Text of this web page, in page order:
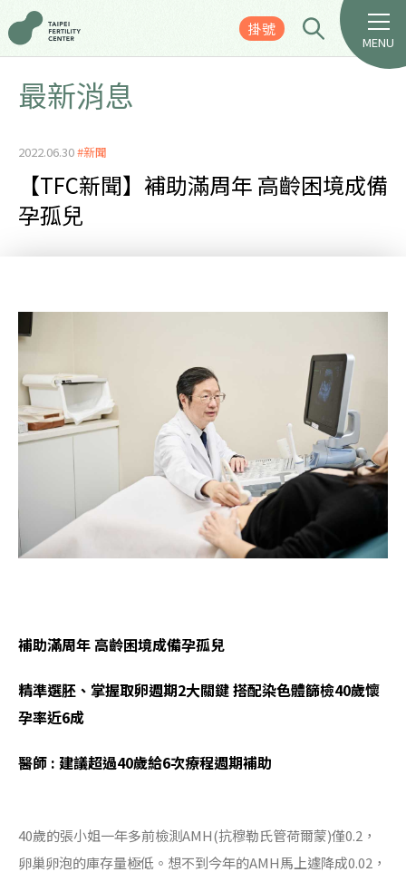
掛號
MENU
最新消息
2022.06.30#新聞
【TFC新聞】補助滿周年 高齡困境成備
孕孤兒
補助滿周年 高齡困境成備孕孤兒
精準選胚、掌握取卵週期2大關鍵 搭配染色體篩檢40歲懷
孕率近6成
醫師 : 建議超過40歲給6次療程週期補助
40歲的張小姐一年多前檢測AMH(抗穆勒氏管荷爾蒙)僅0.2，
卵巢卵泡的庫存量極低。想不到今年的AMH馬上遽降成0.02，